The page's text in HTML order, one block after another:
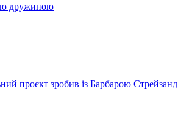
дружиною
проєкт зробив із Барбарою Стрейзанд